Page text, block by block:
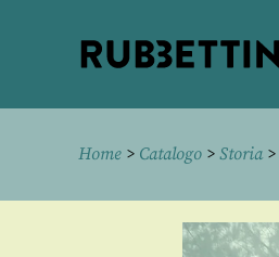
Home > Catalogo > Storia>